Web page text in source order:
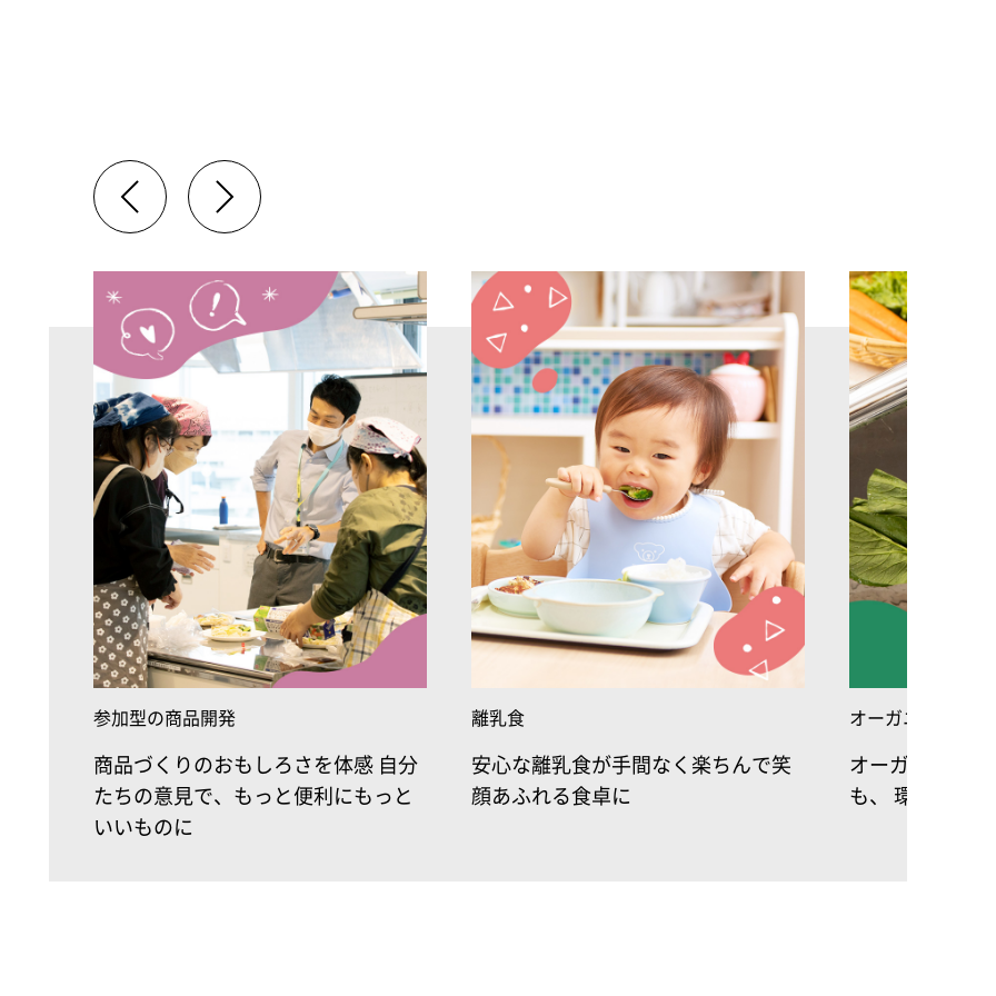
参加型の商品開発
商品づくりのおもしろさを体感 自分
たちの意見で、もっと便利にもっと
いいものに
離乳食
安心な離乳食が手間なく楽ちんで笑
顔あふれる食卓に
オーガニック
オーガニックは
も、 環境にも